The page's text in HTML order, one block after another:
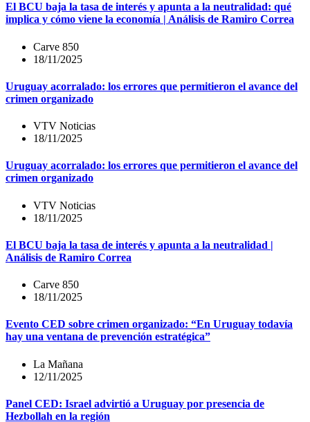
El BCU baja la tasa de interés y apunta a la neutralidad: qué
implica y cómo viene la economía | Análisis de Ramiro Correa
Carve 850
18/11/2025
Uruguay acorralado: los errores que permitieron el avance del
crimen organizado
VTV Noticias
18/11/2025
Uruguay acorralado: los errores que permitieron el avance del
crimen organizado
VTV Noticias
18/11/2025
El BCU baja la tasa de interés y apunta a la neutralidad |
Análisis de Ramiro Correa
Carve 850
18/11/2025
Evento CED sobre crimen organizado: “En Uruguay todavía
hay una ventana de prevención estratégica”
La Mañana
12/11/2025
Panel CED: Israel advirtió a Uruguay por presencia de
Hezbollah en la región